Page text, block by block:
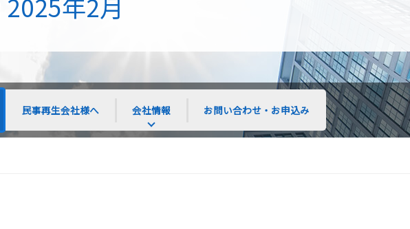
民事再生会社様へ 会社情報 お問い合わせ・お申込み